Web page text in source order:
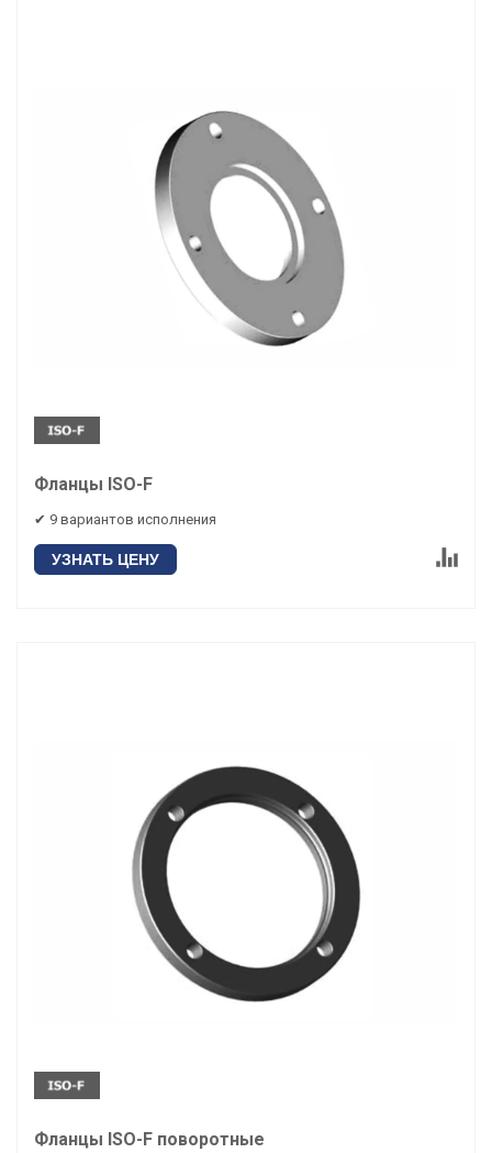
Фланцы ISO-F
✔ 9 вариантов исполнения
УЗНАТЬ ЦЕНУ
Фланцы ISO-F поворотные